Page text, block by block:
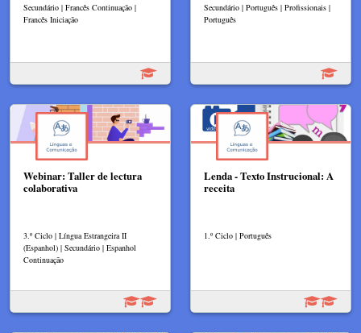
Secundário | Francês Continuação |
Francês Iniciação
Secundário | Português | Profissionais |
Português
Webinar: Taller de lectura
colaborativa
3.º Ciclo | Língua Estrangeira II
(Espanhol) | Secundário | Espanhol
Continuação
Lenda - Texto Instrucional: A
receita
1.º Ciclo | Português